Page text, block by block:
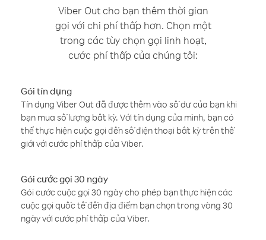
Viber Out cho bạn thêm thời gian
gọi với chi phí thấp hơn. Chọn một
trong các tùy chọn gọi linh hoạt,
cước phí thấp của chúng tôi:
Gói tín dụng
Tín dụng Viber Out đã được thêm vào số dư của bạn khi
bạn mua số lượng bất kỳ. Với tín dụng của mình, bạn có
thể thực hiện cuộc gọi đến số điện thoại bất kỳ trên thế
giới với cước phí thấp của Viber.
Gói cước gọi 30 ngày
Gói cước cuộc gọi 30 ngày cho phép bạn thực hiện các
cuộc gọi quốc tế đến địa điểm bạn chọn trong vòng 30
ngày với cước phí thấp của Viber.